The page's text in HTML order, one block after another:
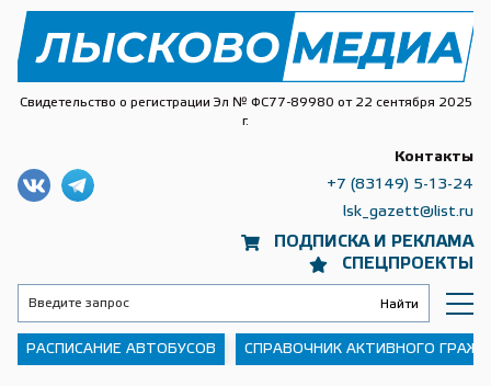
Свидетельство о регистрации Эл № ФС77-89980 от 22 сентября 2025
г.
ПОДПИСКА И РЕКЛАМА
СПЕЦПРОЕКТЫ
Контакты
+7 (83149) 5-13-24
lsk_gazett@list.ru
РАСПИСАНИЕ АВТОБУСОВ СПРАВОЧНИК АКТИВНОГО